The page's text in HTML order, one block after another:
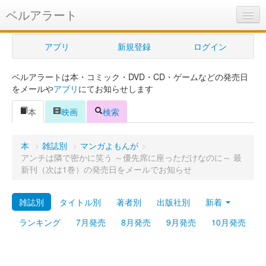
ベルアラート
ベルアラートとは
ヘルプ
新規登録
ログイン
購入管理
プレミアム
アプリ 新規登録 ログイン
ベルアラートは本・コミック・DVD・CD・ゲームなどの発売日
をメールやアプリ にてお知らせします
本
映画 検索
本 > 雑誌別 > マンガよもんが >
アンチは隣で密かに笑う ～優先席に座っただけなのに～ 最
新刊（次は1巻）の発売日をメールでお知らせ
雑誌別 タイトル別 著者別 出版社別
新着
ランキング
7月発売 8月発売 9月発売 10月発売